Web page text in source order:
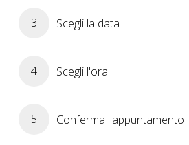
3 Scegli la data
4 Scegli l'ora
5 Conferma l'appuntamento